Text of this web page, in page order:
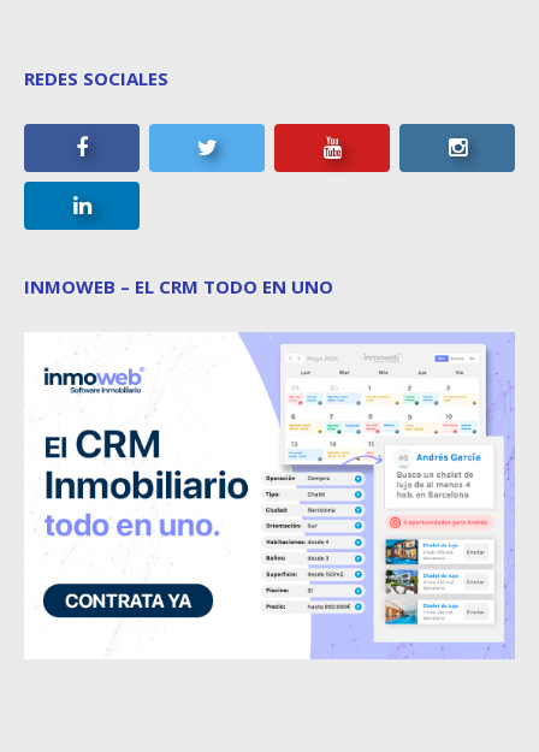
REDES SOCIALES
INMOWEB – EL CRM TODO EN UNO